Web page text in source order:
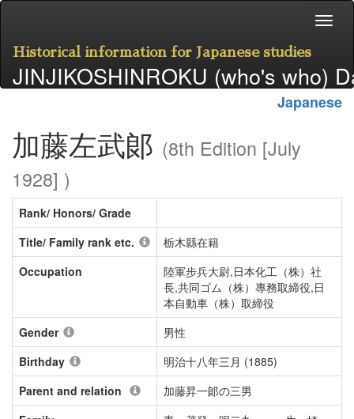
Historical information for Japanese studies
JINJIKOSHINROKU (who's who)
Japanese
加藤左武郞 (8th Edition [July
1928] )
Rank/ Honors/ Grade
Title/ Family rank etc.
栃木縣在籍
Occupation
陸軍步兵大尉,日本化工（株）社
長,共同ゴム（株）專務取締役,日
本自動車（株）取締役
Gender
男性
Birthday
明治十八年三月 (1885)
Parent and relation
加藤昇一郞の三男